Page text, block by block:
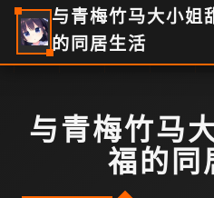
与青梅竹马大小姐
的同居生活
与青梅竹马
福的同